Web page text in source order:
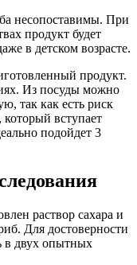
несопоставимы. При
продукт будет
в детском возрасте.
продукт.
Из посуды можно
так как есть риск
вступает
подойдет 3
раствор сахара и
Для достоверности
в двух опытных